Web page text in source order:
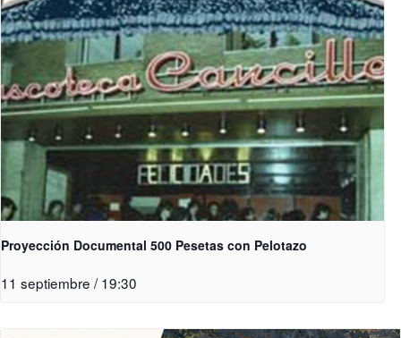
Proyección Documental 500 Pesetas con Pelotazo
11 septiembre / 19:30